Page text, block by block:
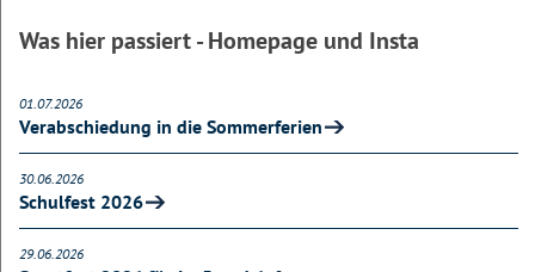
Was hier passiert - Homepage und Insta
01.07.2026
Verabschiedung in die Sommerferien
30.06.2026
Schulfest 2026
29.06.2026